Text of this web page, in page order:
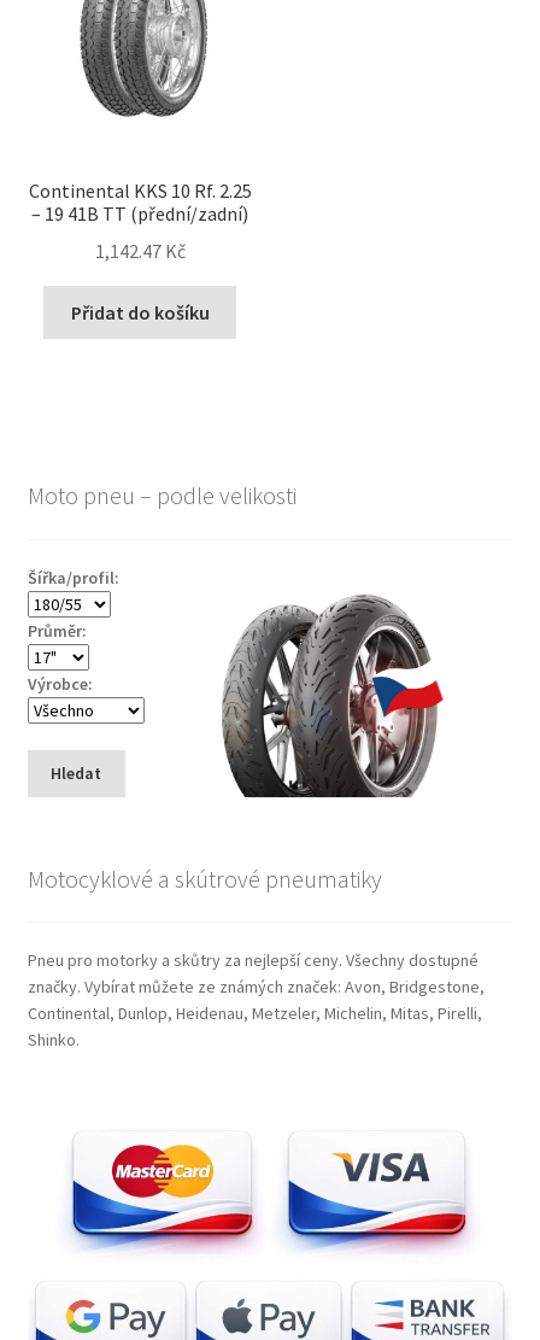
Continental KKS 10 Rf. 2.25
– 19 41B TT (přední/zadní)
1,142.47 Kč
Přidat do košíku
Moto pneu – podle velikosti
Šířka/profil:
Průměr:
Výrobce:
Hledat
Motocyklové a skútrové pneumatiky
Pneu pro motorky a skůtry za nejlepší ceny. Všechny dostupné
značky. Vybírat můžete ze známých značek: Avon, Bridgestone,
Continental, Dunlop, Heidenau, Metzeler, Michelin, Mitas, Pirelli,
Shinko.